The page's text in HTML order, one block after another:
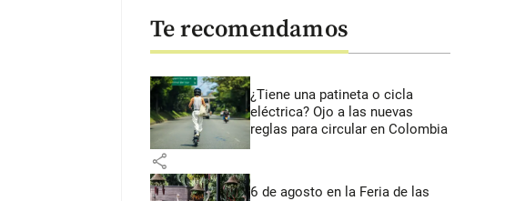
Te recomendamos
¿Tiene una patineta o cicla
eléctrica? Ojo a las nuevas
reglas para circular en Colombia
share
6 de agosto en la Feria de las